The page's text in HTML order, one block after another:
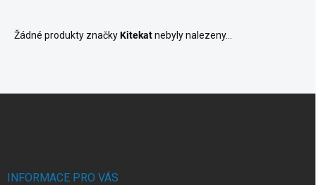
Žádné produkty značkyKitekatnebyly nalezeny...
INFORMACE PRO VÁS